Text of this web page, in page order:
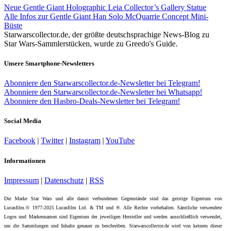
Neue Gentle Giant Holographic Leia Collector’s Gallery Statue
Alle Infos zur Gentle Giant Han Solo McQuarrie Concept Mini-
Büste
Starwarscollector.de, der größte deutschsprachige News-Blog zu
Star Wars-Sammlerstücken, wurde zu Greedo's Guide.
Unsere Smartphone-Newsletters
Abonniere den Starwarscollector.de-Newsletter bei Telegram!
Abonniere den Starwarscollector.de-Newsletter bei Whatsapp!
Abonniere den Hasbro-Deals-Newsletter bei Telegram!
Social Media
Facebook | Twitter| Instagram | YouTube
Informationen
Impressum | Datenschutz | RSS
Die Marke Star Wars und alle damit verbundenen Gegenstände sind das geistige Eigentum von
Lucasfilm.© 1977-2025 Lucasfilm Ltd. & TM und ®. Alle Rechte vorbehalten. Sämtliche verwendete
Logos und Markennamen sind Eigentum der jeweiligen Hersteller und werden ausschließlich verwendet,
um die Sammlungen und Inhalte genauer zu beschreiben. Starwarscollector.de wird von keinem dieser